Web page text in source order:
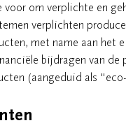
om verplichte en
verplichten
met name aan het
bijdragen van
(aangeduid als